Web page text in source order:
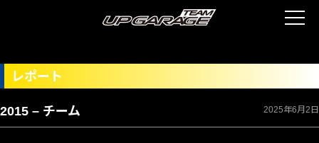
レポート
2015 – チーム 2025年6月2日